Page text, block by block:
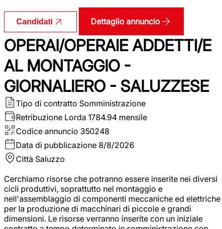
Candidati Dettaglio annuncio
OPERAI/OPERAIE ADDETTI/E
AL MONTAGGIO -
GIORNALIERO - SALUZZESE
Tipo di contratto Somministrazione
Retribuzione Lorda 1784.94 mensile
Codice annuncio 350248
Data di pubblicazione 8/8/2026
Città Saluzzo
Cerchiamo risorse che potranno essere inserite nei diversi
cicli produttivi, soprattutto nel montaggio e
nell'assemblaggio di componenti meccaniche ed elettriche
per la produzione di macchinari di piccole e grandi
dimensioni. Le risorse verranno inserite con un iniziale